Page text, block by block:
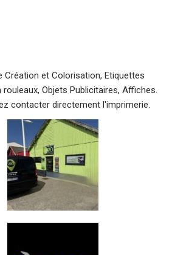
Création et Colorisation, Etiquettes
rouleaux, Objets Publicitaires, Affiches.
contacter directement l'imprimerie.